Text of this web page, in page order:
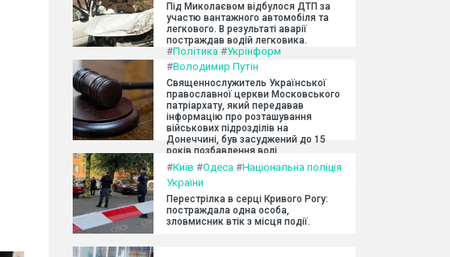
Під Миколаєвом відбулося ДТП за
участю вантажного автомобіля та
легкового. В результаті аварії
постраждав водій легковика.
#Політика #Укрінформ
#Володимир Путін
Священнослужитель Української
православної церкви Московського
патріархату, який передавав
інформацію про розташування
військових підрозділів на
Донеччині, був засуджений до 15
років позбавлення волі.
#Київ #Одеса #Національна поліція
України
Перестрілка в серці Кривого Рогу:
постраждала одна особа,
зловмисник втік з місця події.